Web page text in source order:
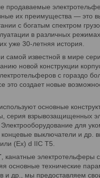
продаваемые
их преимущества — это
с богатым спектром
в различных
уже 30-летняя история.
самой известной в мире
новой конструкции
с гораздо
это создает новые
используют основные
серия взрывозащищенных
для
выключатели и др.
(Ех) d IIC T5.
, канатные
основные технические
и др., мы предоставляем